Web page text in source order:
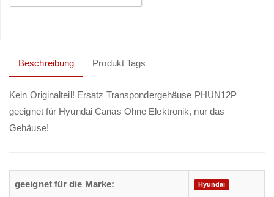
Beschreibung Produkt Tags
Kein Originalteil! Ersatz Transpondergehäuse PHUN12P
geeignet für Hyundai Canas Ohne Elektronik, nur das
Gehäuse!
geeignet für die Marke: Hyundai